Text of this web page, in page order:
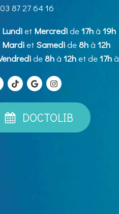
03 87 27 64 16
Lundiet Mercredide17hà 19h
Mardiet Samedide8hà 12h
de8hà 12het de17hà
DOCTOLIB